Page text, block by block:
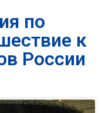
по
к
России